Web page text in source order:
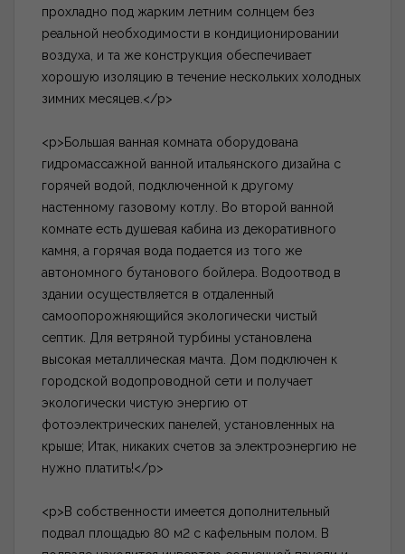
прохладно под жарким летним солнцем без
реальной необходимости в кондиционировании
воздуха, и та же конструкция обеспечивает
хорошую изоляцию в течение нескольких холодных
зимних месяцев.</p>
<p>Большая ванная комната оборудована
гидромассажной ванной итальянского дизайна с
горячей водой, подключенной к другому
настенному газовому котлу. Во второй ванной
комнате есть душевая кабина из декоративного
камня, а горячая вода подается из того же
автономного бутанового бойлера. Водоотвод в
здании осуществляется в отдаленный
самоопорожняющийся экологически чистый
септик. Для ветряной турбины установлена
высокая металлическая мачта. Дом подключен к
городской водопроводной сети и получает
экологически чистую энергию от
фотоэлектрических панелей, установленных на
крыше; Итак, никаких счетов за электроэнергию не
нужно платить!</p>
<p>В собственности имеется дополнительный
подвал площадью 80 м2 с кафельным полом. В